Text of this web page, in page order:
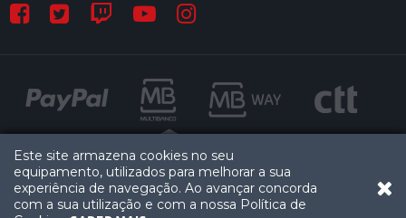
© GAMERSHOP - TODOS OS DIREITOS RESERVADOS
Este site armazena cookies no seu
equipamento, utilizados para melhorar a sua
experiência de navegação. Ao avançar concorda
com a sua utilização e com a nossa Política de